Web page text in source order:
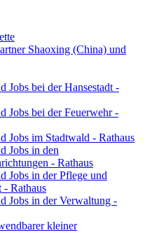
Shaoxing (China) und
Jobs bei der Hansestadt -
Jobs bei der Feuerwehr -
Jobs im Stadtwald - Rathaus
Jobs in den
- Rathaus
Jobs in der Pflege und
- Rathaus
Jobs in der Verwaltung -
kleiner